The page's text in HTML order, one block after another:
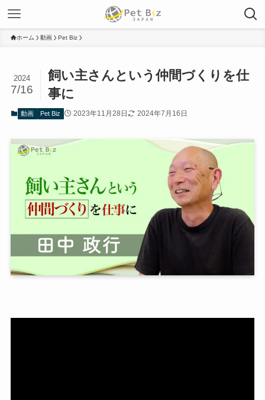
ホーム 動画 Pet Biz
飼い主さんという仲間づくりを仕
事に
2024
7/16
動画 Pet Biz 2023年11月28日 2024年7月16日